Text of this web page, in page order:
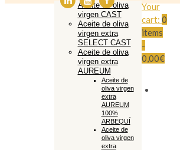
Aceite de oliva
virgen CAST
Aceite de oliva
virgen extra
SELECT CAST
Aceite de oliva
virgen extra
AUREUM
Aceite de
oliva virgen
extra
AUREUM
100%
ARBEQUÍ
Aceite de
oliva virgen
extra
Your
cart: 0
items
-
0,00€